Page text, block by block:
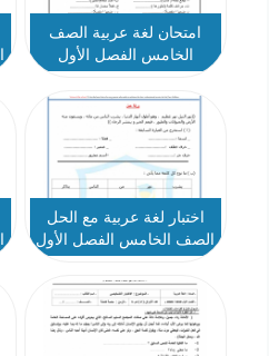
امتحان لغة عربية الصف
الخامس الفصل الأول
اختبار لغة عربية مع الحل
الصف الخامس الفصل الأول